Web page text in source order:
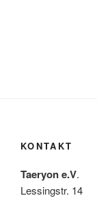
KONTAKT
Taeryon e.V.
Lessingstr. 14